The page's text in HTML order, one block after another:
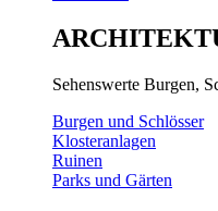
Sehenswerte Burgen,
Burgen und Schlösser
Klosteranlagen
Ruinen
Parks und Gärten